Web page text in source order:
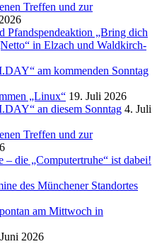
Treffen und zur
Pfandspendeaktion „Bring dich
in Elzach und Waldkirch-
am kommenden Sonntag
„Linux“ 19. Juli 2026
an diesem Sonntag 4. Juli
Treffen und zur
die „Computertruhe“ ist dabei!
des Münchener Standortes
am Mittwoch in
2026